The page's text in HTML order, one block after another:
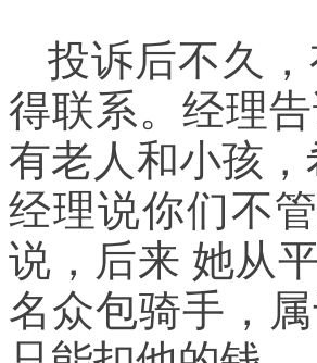
投诉后不久
得联系。经理
有老人和小孩
经理说你们不
说，后来 她从
名众包骑手，